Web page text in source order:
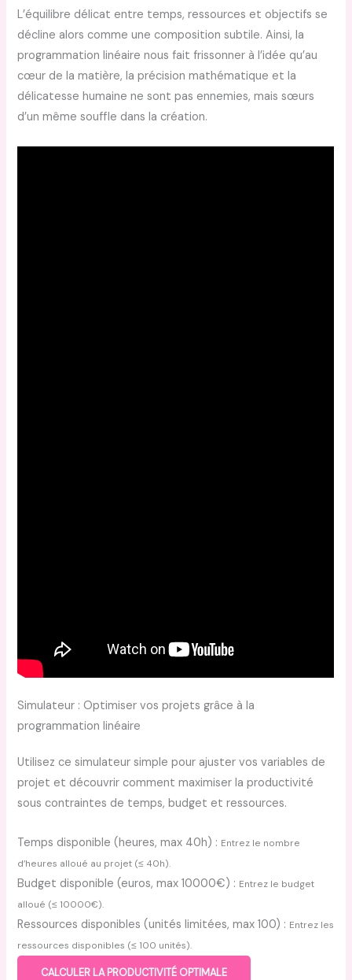
L’équilibre délicat entre temps, ressources et objectifs se
décline alors comme une composition subtile. Ainsi, la
programmation linéaire nous fait frissonner à l’idée qu’au
cœur de la matière, la précision mathématique et la
délicatesse humaine ne sont pas ennemies, mais sœurs
d’un même souffle dans la création.
Simulateur : Optimiser vos projets grâce à la
programmation linéaire
Utilisez ce simulateur simple pour ajuster vos variables de
projet et découvrir comment maximiser la productivité
sous contraintes de temps, budget et ressources.
Formulaire pour entrer les valeurs des variables : Temps
Temps disponible (heures, max 40h) : Entrez le nombre
d’heures alloué au projet (≤ 40h).
Budget disponible (euros, max 10000€) : Entrez le budget
alloué (≤ 10000€).
Ressources disponibles (unités limitées, max 100) : Entrez les
ressources disponibles (≤ 100 unités).
CALCULER LA PRODUCTIVITÉ OPTIMALE